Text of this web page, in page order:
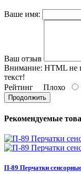
Ваше имя:
Ваш отзыв
Внимание: HTML не
текст!
Рейтинг Плохо
Продолжить
Рекомендуемые
П-89 Перчатки